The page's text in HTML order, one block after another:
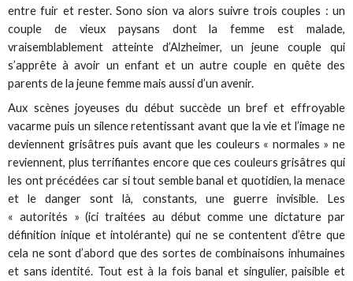
entre fuir et rester. Sono sion va alors suivre trois couples : un
couple de vieux paysans dont la femme est malade,
vraisemblablement atteinte d’Alzheimer, un jeune couple qui
s’apprête à avoir un enfant et un autre couple en quête des
parents de la jeune femme mais aussi d’un avenir.
Aux scènes joyeuses du début succède un bref et effroyable
vacarme puis un silence retentissant avant que la vie et l’image ne
deviennent grisâtres puis avant que les couleurs « normales » ne
reviennent, plus terrifiantes encore que ces couleurs grisâtres qui
les ont précédées car si tout semble banal et quotidien, la menace
et le danger sont là, constants, une guerre invisible. Les
« autorités » (ici traitées au début comme une dictature par
définition inique et intolérante) qui ne se contentent d’être que
cela ne sont d’abord que des sortes de combinaisons inhumaines
et sans identité. Tout est à la fois banal et singulier, paisible et